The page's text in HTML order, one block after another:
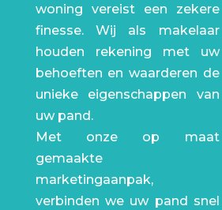
woning vereist een zekere
finesse. Wij als makelaar
houden rekening met uw
behoeften en waarderen de
unieke eigenschappen van
uw pand.
Met onze op maat
gemaakte
marketingaanpak,
verbinden we uw pand snel